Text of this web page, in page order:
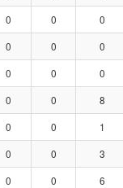
0 0 0
0 0 0
0 0 0
0 0 8
0 0 1
0 0 3
0 0 6